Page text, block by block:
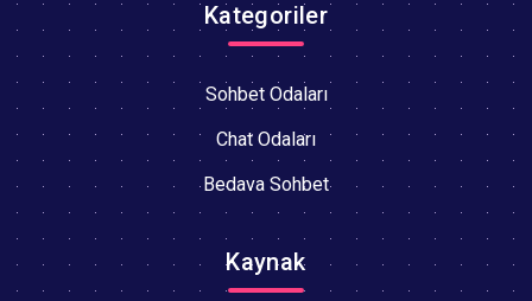
Kategoriler
Sohbet Odaları
Chat Odaları
Bedava Sohbet
Kaynak